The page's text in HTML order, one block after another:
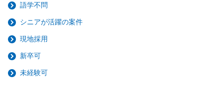
語学不問
シニアが活躍の案件
現地採用
新卒可
未経験可